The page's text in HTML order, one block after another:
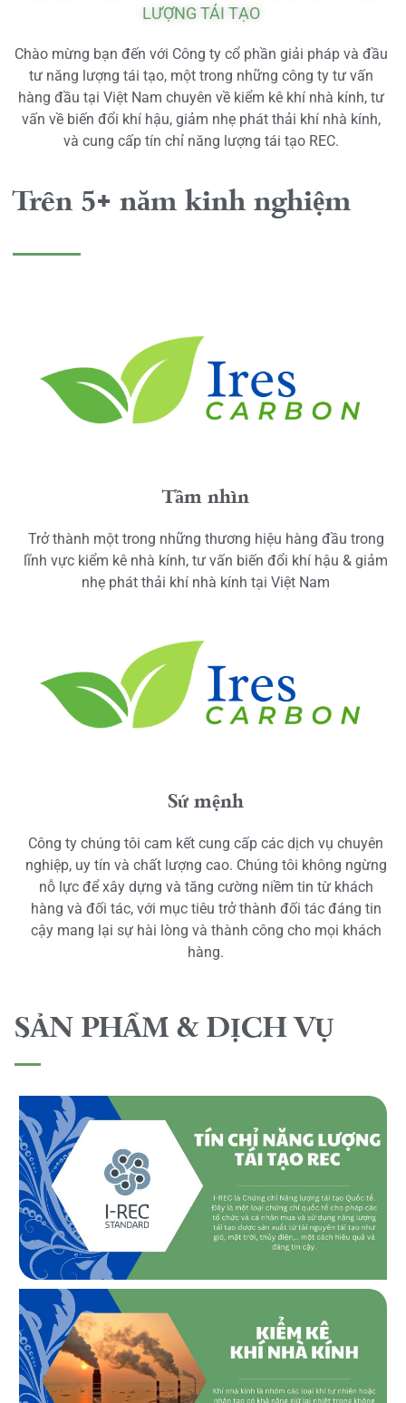
LƯỢNG TÁI TẠO
Chào mừng bạn đến với Công ty cổ phần giải pháp và đầu
tư năng lượng tái tạo, một trong những công ty tư vấn
hàng đầu tại Việt Nam chuyên về kiểm kê khí nhà kính, tư
vấn về biến đổi khí hậu, giảm nhẹ phát thải khí nhà kính,
và cung cấp tín chỉ năng lượng tái tạo REC.
Trên 5+ năm kinh nghiệm
Tầm nhìn
Trở thành một trong những thương hiệu hàng đầu trong
lĩnh vực kiểm kê nhà kính, tư vấn biến đổi khí hậu & giảm
nhẹ phát thải khí nhà kính tại Việt Nam
Sứ mệnh
Công ty chúng tôi cam kết cung cấp các dịch vụ chuyên
nghiệp, uy tín và chất lượng cao. Chúng tôi không ngừng
nỗ lực để xây dựng và tăng cường niềm tin từ khách
hàng và đối tác, với mục tiêu trở thành đối tác đáng tin
cậy mang lại sự hài lòng và thành công cho mọi khách
hàng.
SẢN PHẨM & DỊCH VỤ